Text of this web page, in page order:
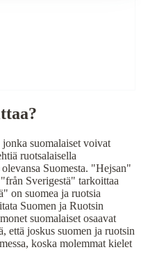
topics
suomalaiset voivat
ruotsalaisella
Suomesta. "Hejsan"
Sverigestä" tarkoittaa
on suomea ja ruotsia
Suomen ja Ruotsin
suomalaiset osaavat
että joskus suomen ja ruotsin
koska molemmat kielet